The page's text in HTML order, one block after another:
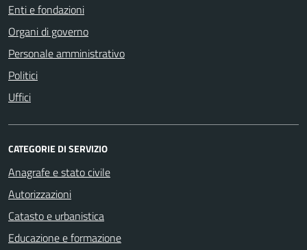
Enti e fondazioni
Organi di governo
Personale amministrativo
Politici
Uffici
CATEGORIE DI SERVIZIO
Anagrafe e stato civile
Autorizzazioni
Catasto e urbanistica
Educazione e formazione